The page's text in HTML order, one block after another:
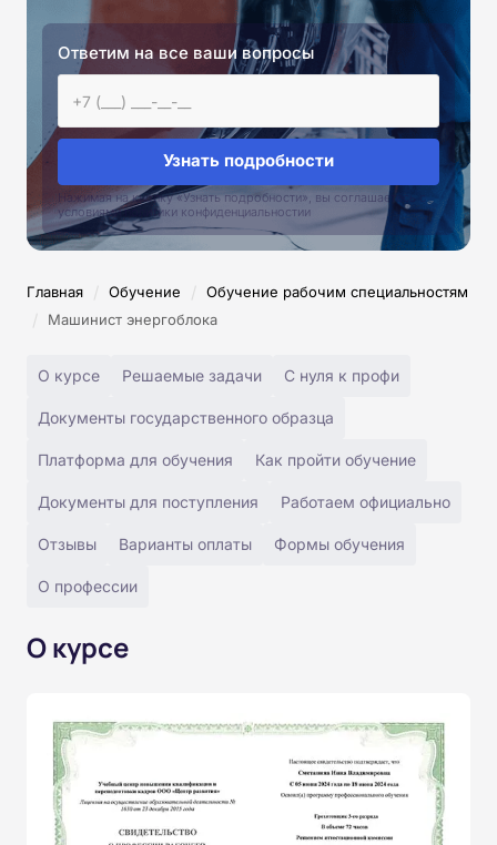
Ответим на все ваши вопросы
Узнать подробности
Нажимая на кнопку «Узнать подробности», вы соглашаетесь с
условиями политики конфиденциальностии
Главная / Обучение / Обучение рабочим специальностям
/ Машинист энергоблока
О курсе Решаемые задачи С нуля к профи
Документы государственного образца
Платформа для обучения Как пройти обучение
Документы для поступления Работаем официально
Отзывы Варианты оплаты Формы обучения
О профессии
О курсе